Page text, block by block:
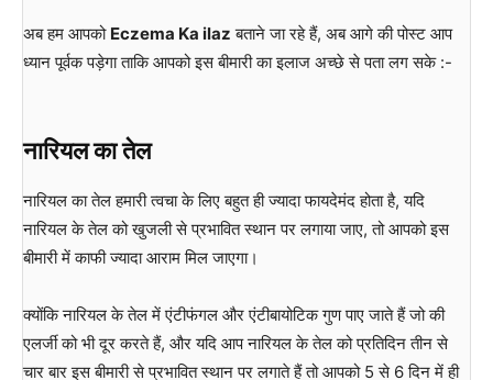
अब हम आपको Eczema Ka ilaz बताने जा रहे हैं, अब आगे की पोस्ट आप
ध्यान पूर्वक पड़ेगा ताकि आपको इस बीमारी का इलाज अच्छे से पता लग सके :-
नारियल का तेल
नारियल का तेल हमारी त्वचा के लिए बहुत ही ज्यादा फायदेमंद होता है, यदि
नारियल के तेल को खुजली से प्रभावित स्थान पर लगाया जाए, तो आपको इस
बीमारी में काफी ज्यादा आराम मिल जाएगा।
क्योंकि नारियल के तेल में एंटीफंगल और एंटीबायोटिक गुण पाए जाते हैं जो की
एलर्जी को भी दूर करते हैं, और यदि आप नारियल के तेल को प्रतिदिन तीन से
चार बार इस बीमारी से प्रभावित स्थान पर लगाते हैं तो आपको 5 से 6 दिन में ही